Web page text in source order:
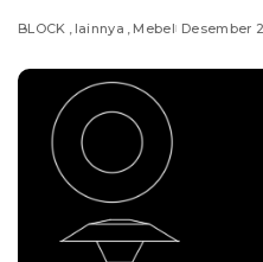
BLOCK lainnya Mebel Desember